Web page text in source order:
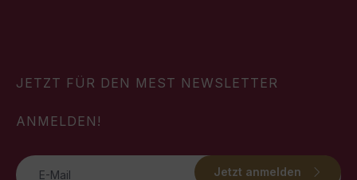
JETZT FÜR DEN MEST NEWSLETTER
ANMELDEN!
Jetzt anmelden